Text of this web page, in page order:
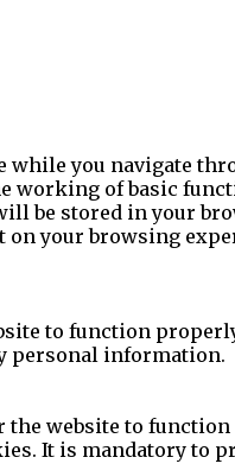
you navigate
working of basic
be stored in your
on your browsing
to function
personal information.
website to
It is mandatory